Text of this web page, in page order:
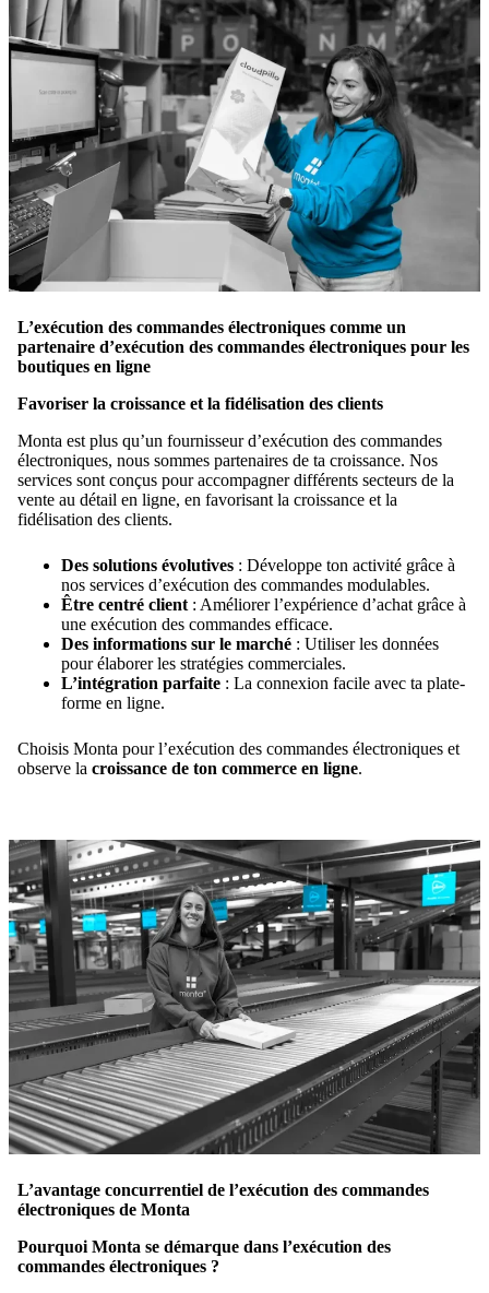
L’exécution des commandes électroniques comme un
partenaire d’exécution des commandes électroniques pour les
boutiques en ligne
Favoriser la croissance et la fidélisation des clients
Monta est plus qu’un fournisseur d’exécution des commandes
électroniques, nous sommes partenaires de ta croissance. Nos
services sont conçus pour accompagner différents secteurs de la
vente au détail en ligne, en favorisant la croissance et la
fidélisation des clients.
Des solutions évolutives : Développe ton activité grâce à
nos services d’exécution des commandes modulables.
Être centré client : Améliorer l’expérience d’achat grâce à
une exécution des commandes efficace.
Des informations sur le marché : Utiliser les données
pour élaborer les stratégies commerciales.
L’intégration parfaite : La connexion facile avec ta plate-
forme en ligne.
Choisis Monta pour l’exécution des commandes électroniques et
observe la croissance de ton commerce en ligne.
L’avantage concurrentiel de l’exécution des commandes
électroniques de Monta
Pourquoi Monta se démarque dans l’exécution des
commandes électroniques ?